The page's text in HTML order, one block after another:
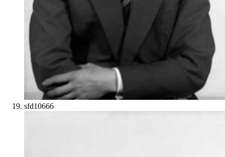
sfd10666